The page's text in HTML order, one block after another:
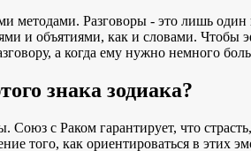
методами. Разговоры - это лишь
и объятиями, как и словами. Чтобы
а когда ему нужно немного
знака зодиака?
с Раком гарантирует, что
того, как ориентироваться в этих